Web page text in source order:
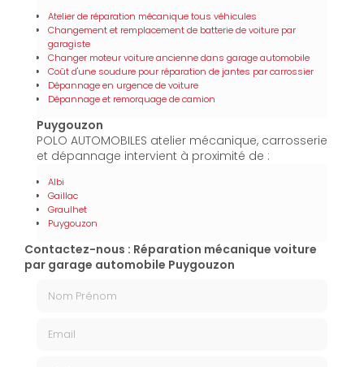
Atelier de réparation mécanique tous véhicules
Changement et remplacement de batterie de voiture par
garagiste
Changer moteur voiture ancienne dans garage automobile
Coût d'une soudure pour réparation de jantes par carrossier
Dépannage en urgence de voiture
Dépannage et remorquage de camion
Puygouzon
POLO AUTOMOBILES atelier mécanique, carrosserie
et dépannage intervient à proximité de :
Albi
Gaillac
Graulhet
Puygouzon
Contactez-nous : Réparation mécanique voiture
par garage automobile Puygouzon